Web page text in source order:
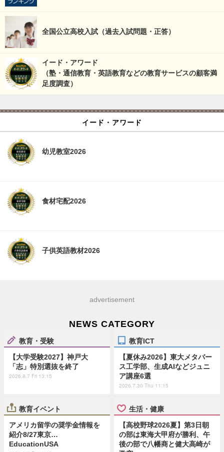
全国公立高校入試（過去入試問題・正答）
イード・アワード
（塾・通信教育・英語教育などの教育サービスの顧客満
足度調査）
イード・アワード
幼児教室2026
食材宅配2026
子供英語教材2026
advertisement
NEWS CATEGORY
教育・受験
【大学受験2027】神戸大
「志」特別選抜を終了
2026.8.7 Fri 13:15
教育ICT
【夏休み2026】東大メタバー
ス工学部、生成AIなどジュニ
ア講座6選
2026.7.30 Thu 11:15
教育イベント
アメリカ留学の奨学金情報を
紹介8/27東京…
EducationUSA
生活・健康
【高校野球2026夏】第3日朝
の部は東海大甲府が勝利、午
後の部で八幡商と健大高崎が